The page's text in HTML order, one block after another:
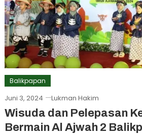
Balikpapan
Juni 3, 2024 Lukman Hakim
Wisuda dan Pelepasan
Bermain Al Ajwah 2